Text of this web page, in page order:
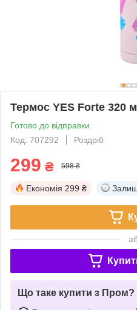
Термос YES Forte 320
Готово до відправки
Код: 707292
Роздріб
299 ₴ 598 ₴
Економія 299 ₴
Що таке купити з Пром?